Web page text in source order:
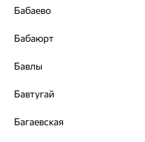
еще 3
8 (800) 250-02-30
Бабаево
Бабаюрт
Бавлы
Бавтугай
Багаевская